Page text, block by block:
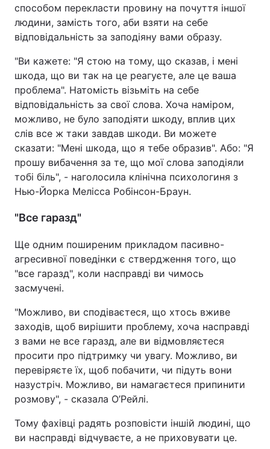
способом перекласти провину на почуття іншої
людини, замість того, аби взяти на себе
відповідальність за заподіяну вами образу.
"Ви кажете: "Я стою на тому, що сказав, і мені
шкода, що ви так на це реагуєте, але це ваша
проблема". Натомість візьміть на себе
відповідальність за свої слова. Хоча наміром,
можливо, не було заподіяти шкоду, вплив цих
слів все ж таки завдав шкоди. Ви можете
сказати: "Мені шкода, що я тебе образив". Або: "Я
прошу вибачення за те, що мої слова заподіяли
тобі біль", - наголосила клінічна психологиня з
Нью-Йорка Мелісса Робінсон-Браун.
"Все гаразд"
Ще одним поширеним прикладом пасивно-
агресивної поведінки є ствердження того, що
"все гаразд", коли насправді ви чимось
засмучені.
"Можливо, ви сподіваєтеся, що хтось вживе
заходів, щоб вирішити проблему, хоча насправді
з вами не все гаразд, але ви відмовляєтеся
просити про підтримку чи увагу. Можливо, ви
перевіряєте їх, щоб побачити, чи підуть вони
назустріч. Можливо, ви намагаєтеся припинити
розмову", - сказала О’Рейлі.
Тому фахівці радять розповісти іншій людині, що
ви насправді відчуваєте, а не приховувати це.